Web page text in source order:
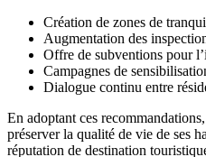
Création de zones de
Augmentation des
Offre de subventions pour
Campagnes de
Dialogue continu entre
En adoptant ces
préserver la qualité de vie de ses
réputation de destination